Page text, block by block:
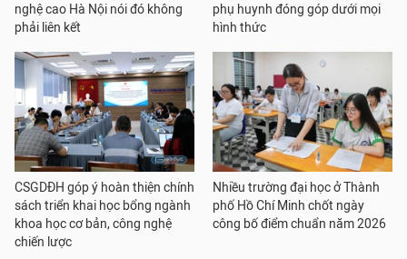
nghệ cao Hà Nội nói đó không
phải liên kết
phụ huynh đóng góp dưới mọi
hình thức
CSGDĐH góp ý hoàn thiện chính
sách triển khai học bổng ngành
khoa học cơ bản, công nghệ
chiến lược
Nhiều trường đại học ở Thành
phố Hồ Chí Minh chốt ngày
công bố điểm chuẩn năm 2026